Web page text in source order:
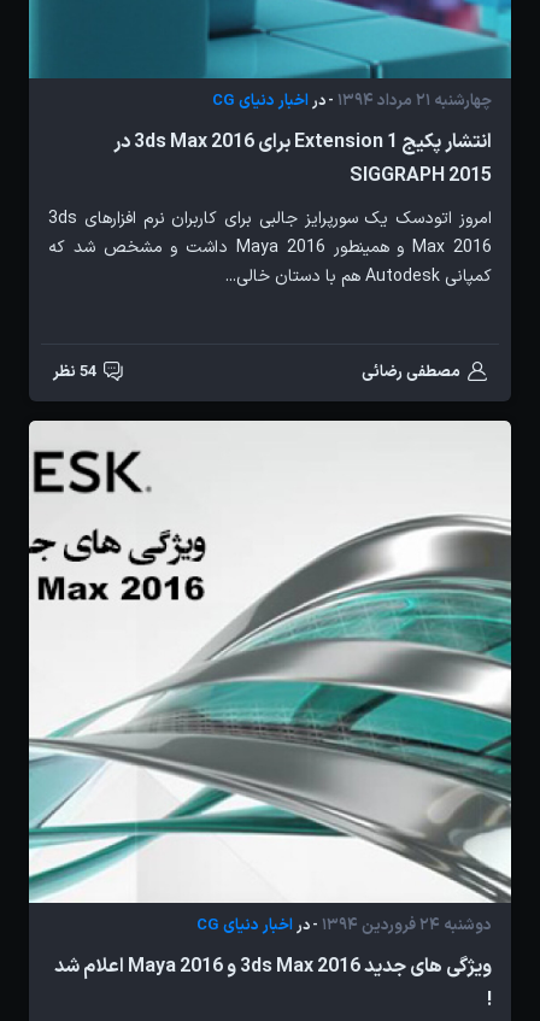
چهارشنبه 21 مرداد 1394 - دراخبار دنیای CG
انتشار پکیج Extension 1 برای 3ds Max 2016 در
SIGGRAPH 2015
امروز اتودسک یک سورپرایز جالبی برای کاربران نرم افزارهای 3ds
Max 2016 و همینطور Maya 2016 داشت و مشخص شد که
کمپانی Autodesk هم با دستان خالی...
مصطفی رضائی 54 نظر
دوشنبه 24 فروردین 1394 - دراخبار دنیای CG
ویژگی های جدید 3ds Max 2016 و Maya 2016 اعلام شد
!